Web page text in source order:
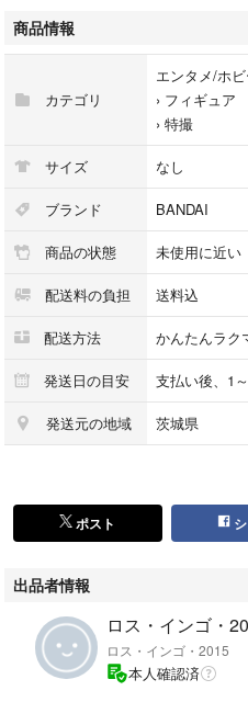
商品についてわからない事がござ
す。
商品情報
カテゴリ
エンタメ/ホ
› フィギュア
› 特撮
サイズ なし
ブランド BANDAI
商品の状態 未使用に近い
配送料の負担 送料込
配送方法 かんたんラク
発送日の目安 支払い後、1
発送元の地域 茨城県
ポスト
出品者情報
ロス・インゴ・
ロス・インゴ・2015
本人確認済